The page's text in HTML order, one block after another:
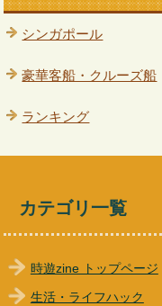
シンガポール
豪華客船・クルーズ船
ランキング
カテゴリ一覧
時遊zine トップページ
生活・ライフハック